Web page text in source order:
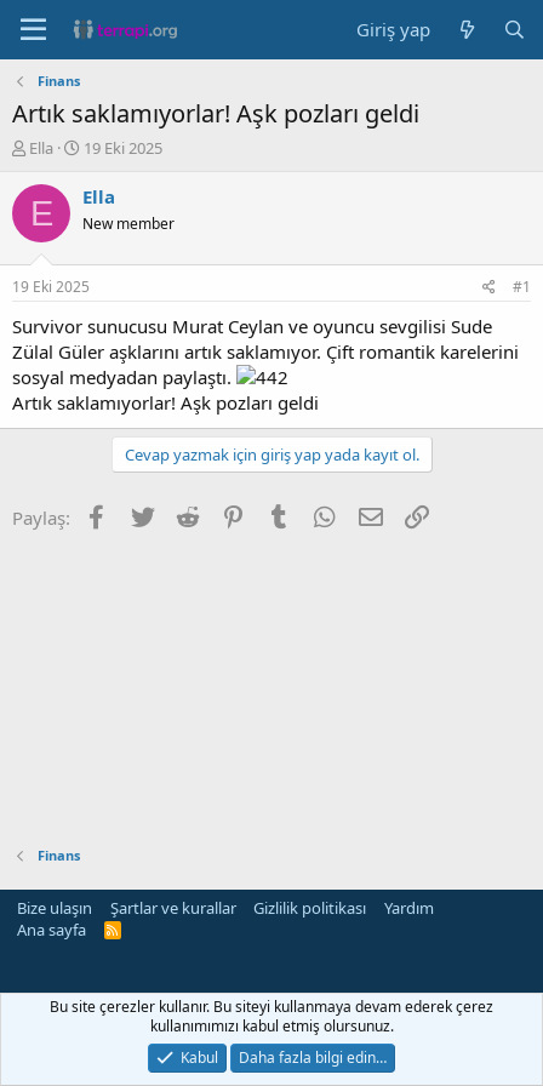
Giriş yap
Finans
Artık saklamıyorlar! Aşk pozları geldi
K
n
b
u
u
b
a
ş
l
a
t
a
Ella
B
ş
a
g
ı
ç
t
a
r
i
h
19 Eki 2025
E Ella
New member
19 Eki 2025 #1
Survivor sunucusu Murat Ceylan ve oyuncu sevgilisi Sude
Zülal Güler aşklarını artık saklamıyor. Çift romantik karelerini
sosyal medyadan paylaştı.
Artık saklamıyorlar! Aşk pozları geldi
Cevap yazmak için giriş yap yada kayıt ol.
Paylaş: Facebook
Twitter Reddit PinterestTumblr WhatsApp
E-posta
Finans
Bize ulaşın Şartlar ve kurallar Gizlilik politikası
Yardım
Ana sayfa
R
siteleri
Bu site çerezler kullanır. Bu siteyi kullanmaya devam ederek çerez
kullanımımızı kabul etmiş olursunuz.
Kabul
Daha fazla bilgi edin…